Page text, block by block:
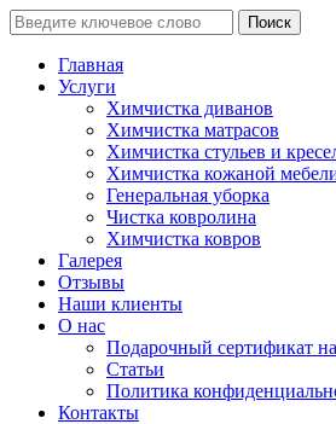
Поиск
Главная
Услуги
Химчистка диванов
Химчистка матрасов
Химчистка стульев и
Химчистка кожаной
Генеральная уборка
Чистка ковролина
Химчистка ковров
Галерея
Отзывы
Наши клиенты
О нас
Подарочный сертификат
Статьи
Политика
Контакты